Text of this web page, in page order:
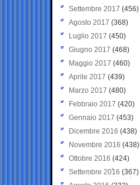
Settembre 2017 (456)
Agosto 2017 (368)
Luglio 2017 (450)
Giugno 2017 (468)
Maggio 2017 (460)
Aprile 2017 (439)
Marzo 2017 (480)
Febbraio 2017 (420)
Gennaio 2017 (453)
Dicembre 2016 (438)
Novembre 2016 (438)
Ottobre 2016 (424)
Settembre 2016 (367)